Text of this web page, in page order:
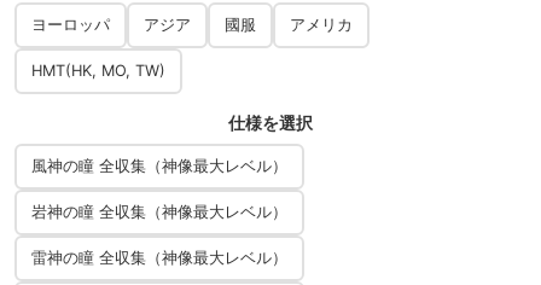
ヨーロッパ アジア 國服 アメリカ
HMT(HK, MO, TW)
仕様を選択
風神の瞳 全収集（神像最大レベル）
岩神の瞳 全収集（神像最大レベル）
雷神の瞳 全収集（神像最大レベル）